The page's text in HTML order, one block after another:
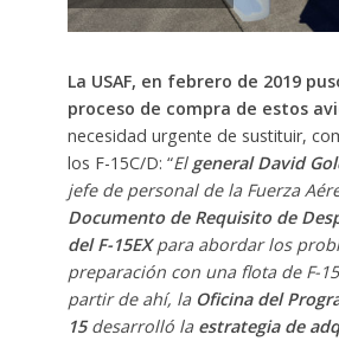
La USAF, en febrero de 2019
proceso de compra de estos
necesidad urgente de sustituir,
los F-15C/D: “El general David
jefe de personal de la Fuerza
Documento de Requisito de
del F-15EXpara abordar los
preparación con una flota de F-
partir de ahí, la Oficina del
15desarrolló la estrategia de